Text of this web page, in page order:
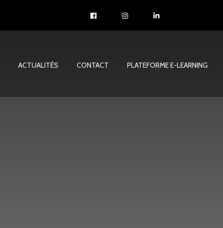
ACTUALITÉS CONTACT PLATEFORME E-LEARNING